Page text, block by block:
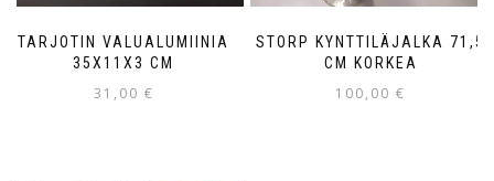
TARJOTIN VALUALUMIINIA
35X11X3 CM
31,00 €
STORP KYNTTILÄJALKA 71,5
CM KORKEA
100,00 €